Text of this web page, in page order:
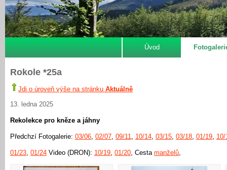
Úvod
Rokole *25a
Jdi o úroveň výše na stránku Aktuálně
13. ledna 2025
Rekolekce pro kněze a jáhny
Předchzí Fotogalerie: 03/06, 02/07, 09/11, 10/14, 03/15, 03/18, 01/19, 10/
01/23, 01/24 Video (DRON): 10/19, 01/20, Cesta manželů,